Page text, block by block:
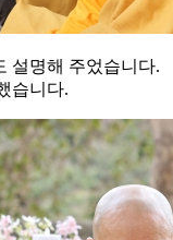
설명해 주었습니다.
습니다.